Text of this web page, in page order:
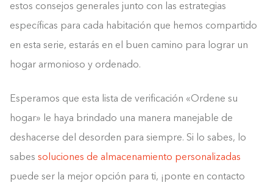
estos consejos generales junto con las estrategias
específicas para cada habitación que hemos compartido
en esta serie, estarás en el buen camino para lograr un
hogar armonioso y ordenado.
Esperamos que esta lista de verificación «Ordene su
hogar» le haya brindado una manera manejable de
deshacerse del desorden para siempre. Si lo sabes, lo
sabes soluciones de almacenamiento personalizadas
puede ser la mejor opción para ti, ¡ponte en contacto